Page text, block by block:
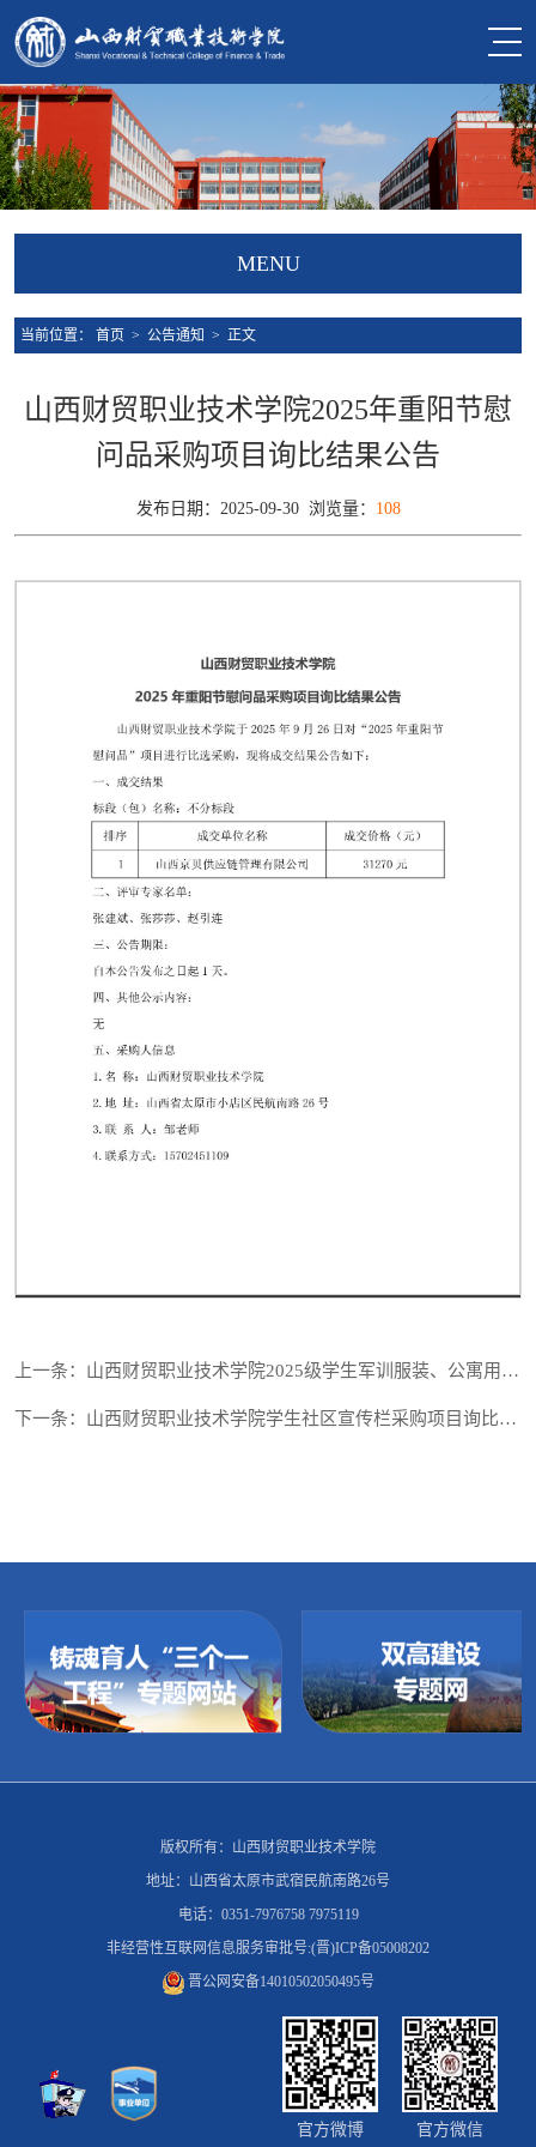
MENU
当前位置： 首页 > 公告通知 > 正文
山西财贸职业技术学院2025年重阳节慰
问品采购项目询比结果公告
发布日期：2025-09-30 浏览量： 108
上一条：山西财贸职业技术学院2025级学生军训服装、公寓用品遴选项目（1包）成交...
下一条：山西财贸职业技术学院学生社区宣传栏采购项目询比结果公告
版权所有：山西财贸职业技术学院
地址：山西省太原市武宿民航南路26号
电话：0351-7976758 7975119
非经营性互联网信息服务审批号:(晋)ICP备05008202
晋公网安备14010502050495号
官方微博 官方微信